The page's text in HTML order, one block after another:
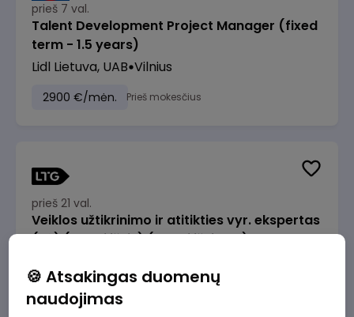
prieš 7 val.
Talent Development Project Manager (fixed
term - 1.5 years)
Lidl Lietuva, UAB Vilnius
2900 €/mėn. Prieš mokesčius
prieš 21 val.
Veiklos užtikrinimo ir atitikties vyr. ekspertas
(-ė) (Radviliškis) (Radviliškis, LT)
2610 - 3910 €/mėn.
🍪 Atsakingas duomenų
naudojimas